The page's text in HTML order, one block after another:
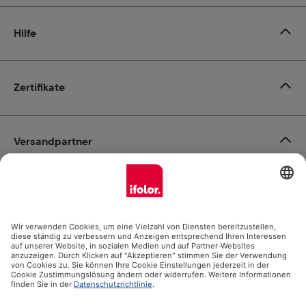
Zertifikate
Hilfe
Zahlungsmöglichkeiten
Social Media
Versandpartner